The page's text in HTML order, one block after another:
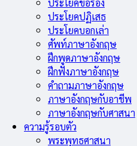
ประโยคขอร้อง
ประโยคปฏิเสธ
ประโยคบอกเล่า
ศัพท์ภาษาอังกฤษ
ฝึกพูดภาษาอังกฤษ
ฝึกฟังภาษาอังกฤษ
คำถามภาษาอังกฤษ
ภาษาอังกฤษกับอาชีพ
ภาษาอังกฤษกับศาสนา
ความรู้รอบตัว
พระพุทธศาสนา